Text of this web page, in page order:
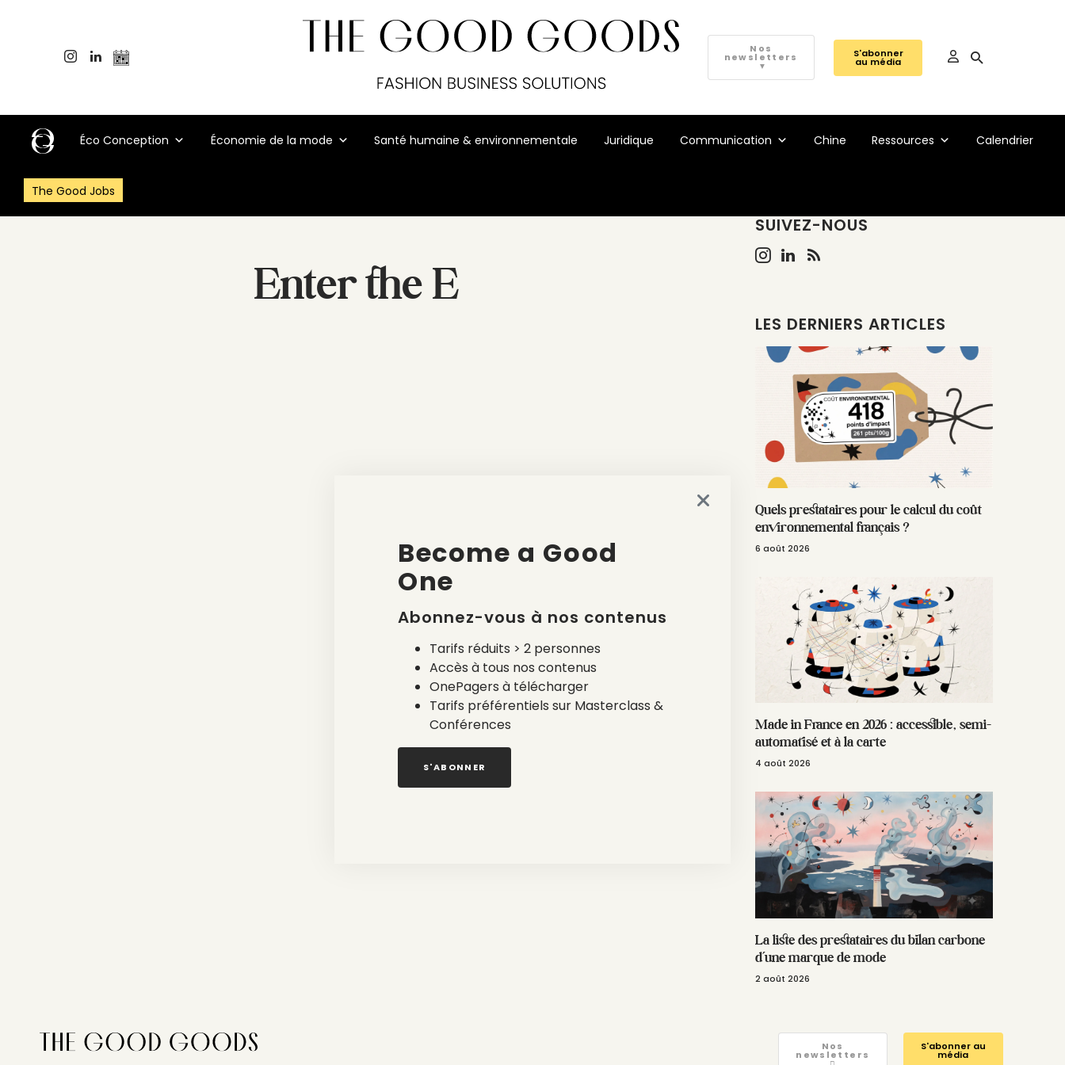
Nos
newsletters
▼
S'abonner
au média
Éco Conception Économie de la mode Santé humaine & environnementale Juridique Communication Chine Ressources Calendrier
The Good Jobs
Enter the E
SUIVEZ-NOUS
LES DERNIERS ARTICLES
Quels prestataires pour le calcul du coût
environnemental français ?
6 août 2026
Made in France en 2026 : accessible, semi-
automatisé et à la carte
4 août 2026
La liste des prestataires du bilan carbone
d’une marque de mode
2 août 2026
Nos
newsletters
S'abonner au
média
Become a Good
One
Abonnez-vous à nos contenus
Tarifs réduits > 2 personnes
Accès à tous nos contenus
OnePagers à télécharger
Tarifs préférentiels sur Masterclass &
Conférences
S'ABONNER